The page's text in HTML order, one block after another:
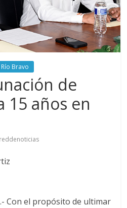
Río Bravo
de
15 años en
reddenoticias
Con el propósito de ultimar